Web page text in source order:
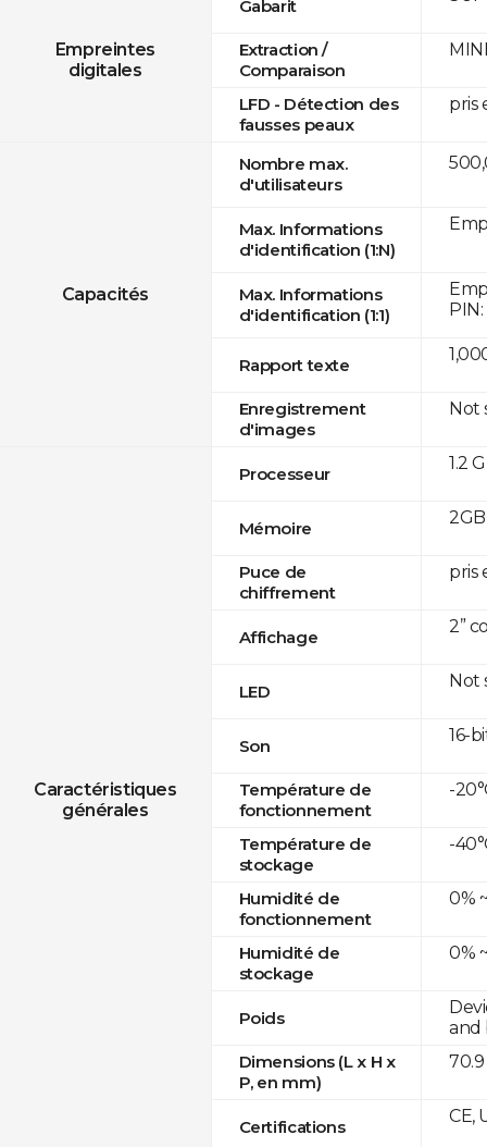
Empreintes
digitales
Gabarit
Extraction /
Comparaison
LFD - Détection des
fausses peaux
Capacités
Nombre max.
d'utilisateurs
Max. Informations
d'identification (1:N)
Max. Informations
d'identification (1:1)
Rapport texte
Enregistrement
d'images
Caractéristiques
générales
Processeur
Mémoire
Puce de
chiffrement
Affichage
LED
Son
Température de
fonctionnement
Température de
stockage
Humidité de
fonctionnement
Humidité de
stockage
Poids
Dimensions (L x H x
P, en mm)
Certifications
pris
Not
1.2
pris
2”
Not
16-
-
-
0%
0%
and
CE,